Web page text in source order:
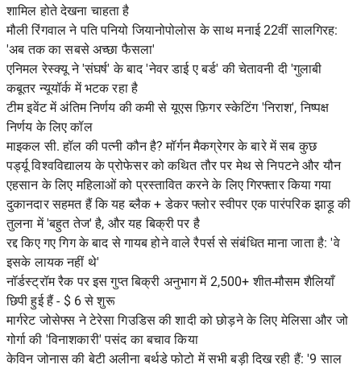
शामिल होते देखना चाहता है
मौली रिंगवाल ने पति पनियो जियानोपोलोस के साथ मनाई 22वीं सालगिरह:
'अब तक का सबसे अच्छा फैसला'
एनिमल रेस्क्यू ने 'संघर्ष' के बाद 'नेवर डाई ए बर्ड' की चेतावनी दी 'गुलाबी
कबूतर न्यूयॉर्क में भटक रहा है
टीम इवेंट में अंतिम निर्णय की कमी से यूएस फ़िगर स्केटिंग 'निराश', निष्पक्ष
निर्णय के लिए कॉल
माइकल सी. हॉल की पत्नी कौन है? मॉर्गन मैकग्रेगर के बारे में सब कुछ
पर्ड्यू विश्वविद्यालय के प्रोफेसर को कथित तौर पर मेथ से निपटने और यौन
एहसान के लिए महिलाओं को प्रस्तावित करने के लिए गिरफ्तार किया गया
दुकानदार सहमत हैं कि यह ब्लैक + डेकर फ्लोर स्वीपर एक पारंपरिक झाड़ू की
तुलना में 'बहुत तेज' है, और यह बिक्री पर है
रद्द किए गए गिग के बाद से गायब होने वाले रैपर्स से संबंधित माना जाता है: 'वे
इसके लायक नहीं थे'
नॉर्डस्ट्रॉम रैक पर इस गुप्त बिक्री अनुभाग में 2,500+ शीत-मौसम शैलियाँ
छिपी हुई हैं - $ 6 से शुरू
मार्गरेट जोसेफ्स ने टेरेसा गिउडिस की शादी को छोड़ने के लिए मेलिसा और जो
गोर्गा की 'विनाशकारी' पसंद का बचाव किया
केविन जोनास की बेटी अलीना बर्थडे फोटो में सभी बड़ी दिख रही हैं: '9 साल